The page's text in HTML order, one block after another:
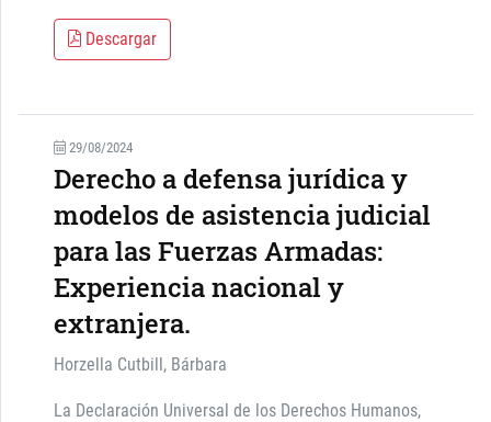
Descargar
29/08/2024
Derecho a defensa jurídica y
modelos de asistencia judicial
para las Fuerzas Armadas:
Experiencia nacional y
extranjera.
Horzella Cutbill, Bárbara
La Declaración Universal de los Derechos Humanos,